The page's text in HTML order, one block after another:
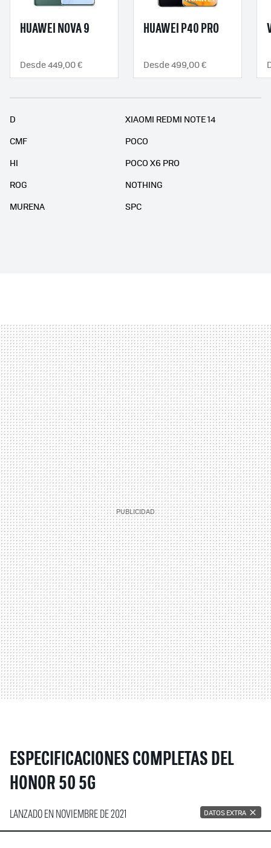
HUAWEI NOVA 9
Desde 449,00 €
HUAWEI P40 PRO
Desde 499,00 €
D
XIAOMI REDMI NOTE 14
CMF
POCO
HI
POCO X6 PRO
ROG
NOTHING
MURENA
SPC
ESPECIFICACIONES COMPLETAS DEL
HONOR 50 5G
LANZADO EN NOVIEMBRE DE 2021 DATOS EXTRA